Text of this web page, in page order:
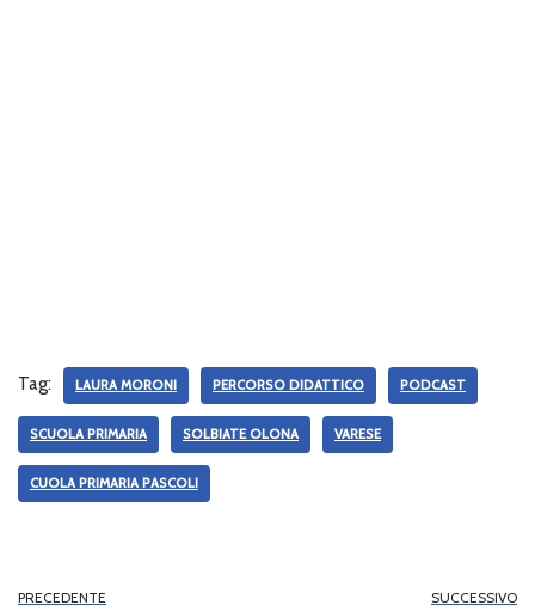
Tag: LAURA MORONI PERCORSO DIDATTICO PODCAST
SCUOLA PRIMARIA SOLBIATE OLONA VARESE
CUOLA PRIMARIA PASCOLI
PRECEDENTE SUCCESSIVO